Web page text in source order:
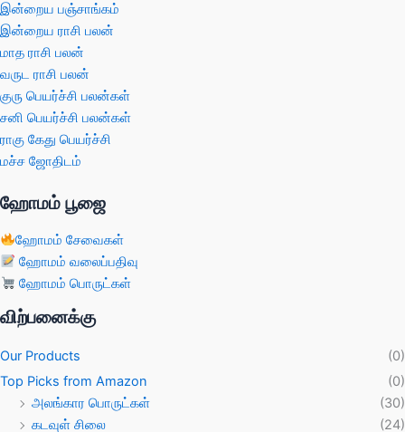
இன்றைய பஞ்சாங்கம்
இன்றைய ராசி பலன்
மாத ராசி பலன்
வருட ராசி பலன்
குரு பெயர்ச்சி பலன்கள்
சனி பெயர்ச்சி பலன்கள்
ராகு கேது பெயர்ச்சி
மச்ச ஜோதிடம்
ஹோமம் பூஜை
ஹோமம் சேவைகள்
ஹோமம் வலைப்பதிவு
ஹோமம் பொருட்கள்
விற்பனைக்கு
Our Products
(0)
Top Picks from Amazon
(0)
அலங்கார பொருட்கள்
(30)
கடவுள் சிலை
(24)